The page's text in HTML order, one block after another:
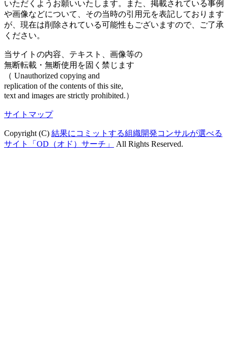
いただくようお願いいたします。また、掲載されている事例
や画像などについて、その当時の引用元を表記しております
が、現在は削除されている可能性もございますので、ご了承
ください。
当サイトの内容、テキスト、画像等の
無断転載・無断使用を固く禁じます
（ Unauthorized copying and
replication of the contents of this site,
text and images are strictly prohibited.）
サイトマップ
Copyright (C) 結果にコミットする組織開発コンサルが選べる
サイト「OD（オド）サーチ」
All Rights Reserved.